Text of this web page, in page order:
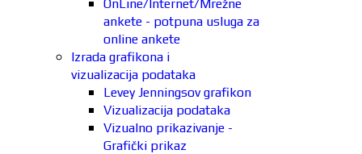
OnLine/Internet/Mrežne
ankete - potpuna usluga za
online ankete
Izrada grafikona i
vizualizacija podataka
Levey Jenningsov grafikon
Vizualizacija podataka
Vizualno prikazivanje -
Grafički prikaz